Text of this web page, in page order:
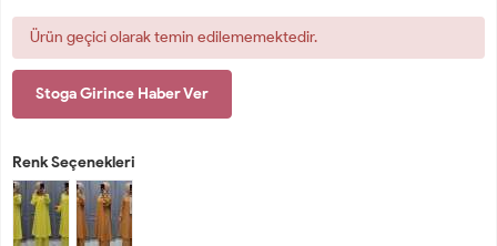
Ürün geçici olarak temin edilememektedir.
Stoga Girince Haber Ver
Renk Seçenekleri